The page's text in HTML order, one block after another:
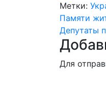
Отправить
Метки:
по
Памяти
Депутаты
Для